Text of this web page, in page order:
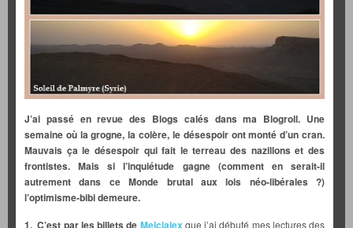
J’ai passé en revue des Blogs calés dans ma Blogroll. Une
semaine où la grogne, la colère, le désespoir ont monté d’un cran.
Mauvais ça le désespoir qui fait le terreau des nazillons et des
frontistes. Mais si l’inquiétude gagne (comment en serait-il
autrement dans ce Monde brutal aux lois néo-libérales ?)
l’optimisme-bibi demeure.
1. C’est par les billets de Melclalexque j’ai débuté mes lectures des